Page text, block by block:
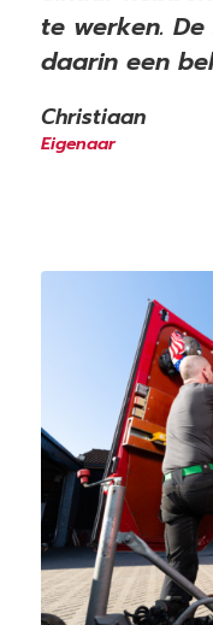
te werken.
daarin een
Christiaan
Eigenaar